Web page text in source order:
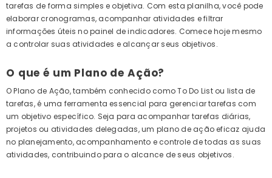
tarefas de forma simples e objetiva. Com esta planilha, você pode
elaborar cronogramas, acompanhar atividades e filtrar
informações úteis no painel de indicadores. Comece hoje mesmo
a controlar suas atividades e alcançar seus objetivos.
O que é um Plano de Ação?
O Plano de Ação, também conhecido como To Do List ou lista de
tarefas, é uma ferramenta essencial para gerenciar tarefas com
um objetivo específico. Seja para acompanhar tarefas diárias,
projetos ou atividades delegadas, um plano de ação eficaz ajuda
no planejamento, acompanhamento e controle de todas as suas
atividades, contribuindo para o alcance de seus objetivos.